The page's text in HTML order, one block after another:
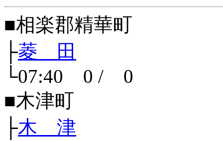
■相楽郡精華町
├菱 田
└07:40 0 / 0
■木津町
├木 津